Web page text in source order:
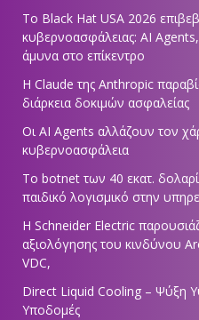
Το Black Hat USA 2026
κυβερνοασφάλειας: AI
άμυνα στο επίκεντρο
Η Claude της Anthropic
διάρκεια δοκιμών ασφαλείας
Οι AI Agents αλλάζουν τον
κυβερνοασφάλεια
Το botnet των 40 εκατ.
παιδικό λογισμικό στην
Η Schneider Electric
αξιολόγησης του κινδύνου
VDC,
Direct Liquid Cooling – Ψύξη
Υποδομές